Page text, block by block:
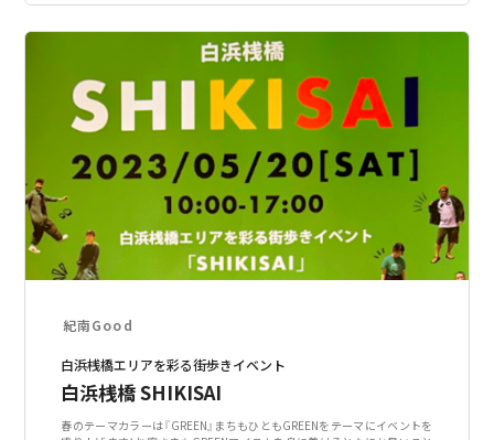
紀南Good
白浜桟橋エリアを彩る街歩きイベント
白浜桟橋 SHIKISAI
春のテーマカラーは『GREEN』まちもひともGREENをテーマにイベントを